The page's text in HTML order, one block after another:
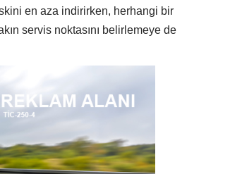
en aza indirirken, herhangi bir
servis noktasını belirlemeye de